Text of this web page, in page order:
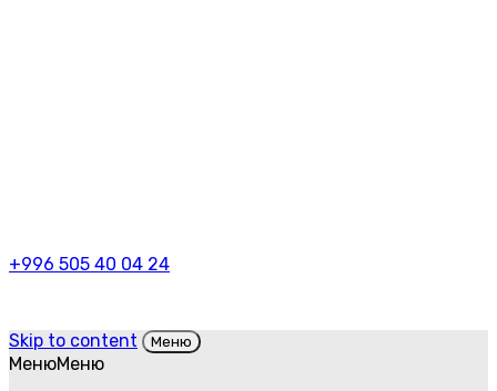
+996 505 40 04 24
Skip to content Меню
МенюМеню